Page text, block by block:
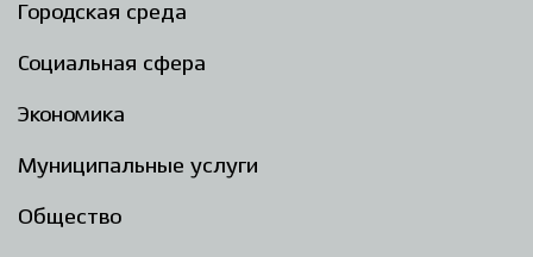
Городская среда
Социальная сфера
Экономика
Муниципальные услуги
Общество